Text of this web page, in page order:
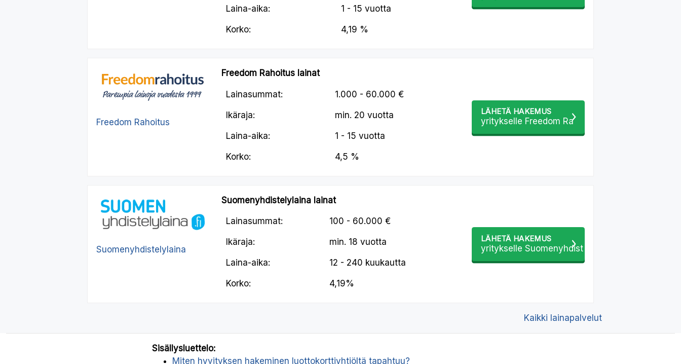
Laina-aika: 1 - 15 vuotta
Korko: 4,19 %
Freedom Rahoitus
Freedom Rahoitus lainat
Lainasummat: 1.000 - 60.000 €
Ikäraja: min. 20 vuotta
Laina-aika: 1 - 15 vuotta
Korko: 4,5 %
LÄHETÄ HAKEMUS
yritykselle Freedom Ra
Suomenyhdistelylaina
Suomenyhdistelylaina lainat
Lainasummat: 100 - 60.000 €
Ikäraja: min. 18 vuotta
Laina-aika: 12 - 240 kuukautta
Korko: 4,19%
LÄHETÄ HAKEMUS
yritykselle Suomenyhdist
Kaikki lainapalvelut
Sisällysluettelo:
Miten hyvityksen hakeminen luottokorttiyhtiöltä tapahtuu?